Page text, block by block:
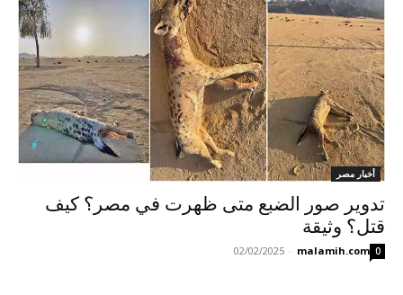
أخبار مصر
تدوير صور الضبع متى ظهرت في مصر؟ كيف
قتل؟ وثيقة
malamih.com
-
02/02/2025 0